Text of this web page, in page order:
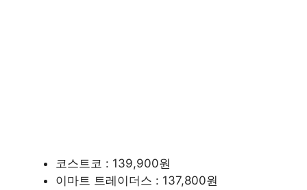
코스트코 : 139,900원
이마트 트레이더스 : 137,800원